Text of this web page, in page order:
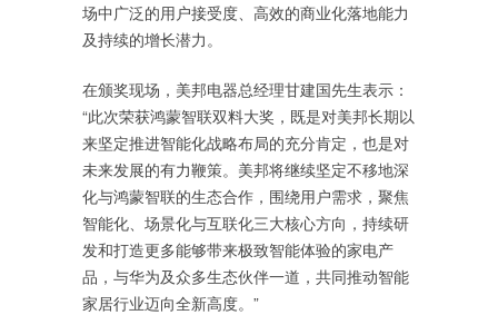
场中广泛的用户接受度、高效的商业化落地能力
及持续的增长潜力。
在颁奖现场，美邦电器总经理甘建国先生表示：
“此次荣获鸿蒙智联双料大奖，既是对美邦长期以
来坚定推进智能化战略布局的充分肯定，也是对
未来发展的有力鞭策。美邦将继续坚定不移地深
化与鸿蒙智联的生态合作，围绕用户需求，聚焦
智能化、场景化与互联化三大核心方向，持续研
发和打造更多能够带来极致智能体验的家电产
品，与华为及众多生态伙伴一道，共同推动智能
家居行业迈向全新高度。”